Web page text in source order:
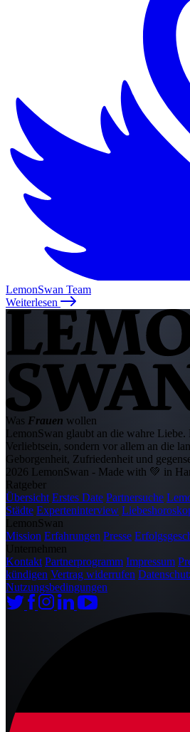
LemonSwan Team
Weiterlesen
Was Frauen wollen
LemonSwan glaubt an die wahre Liebe.
Verliebtsein, sondern vor allem an die
Geborgenheit, Zufriedenheit und
2026 LemonSwan - Made with 💚 in
Ratgeber
Übersicht Erstes Date Partnersuche
Städte Experteninterview
LemonSwan
Mission Erfahrungen Presse
Unternehmen
Kontakt Partnerprogramm Impressum
kündigen Vertrag widerrufen
Nutzungsbedingungen